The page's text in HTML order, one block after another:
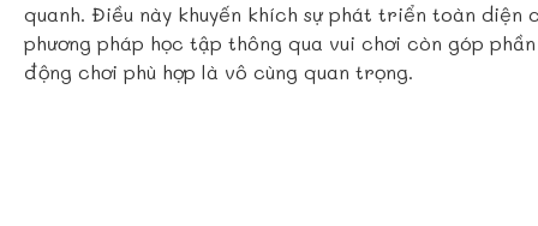
quanh. Điều này khuyến khích sự phát triển toàn
phương pháp học tập thông qua vui chơi còn góp
động chơi phù hợp là vô cùng quan trọng.